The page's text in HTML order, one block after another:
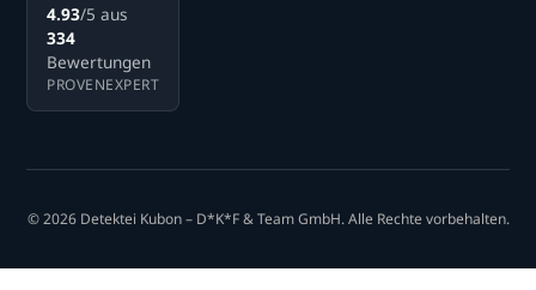
4.93/5 aus
334
Bewertungen
PROVENEXPERT
© 2026 Detektei Kubon – D*K*F & Team GmbH. Alle Rechte vorbehalten.